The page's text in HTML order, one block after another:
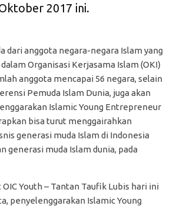
2017 ini.
dari anggota negara-negara Islam yang
Organisasi Kerjasama Islam (OKI)
anggota mencapai 56 negara, selain
Pemuda Islam Dunia, juga akan
Islamic Young Entrepreneur
bisa turut menggairahkan
generasi muda Islam di Indonesia
generasi muda Islam dunia, pada
Youth – Tantan Taufik Lubis hari ini
penyelenggarakan Islamic Young